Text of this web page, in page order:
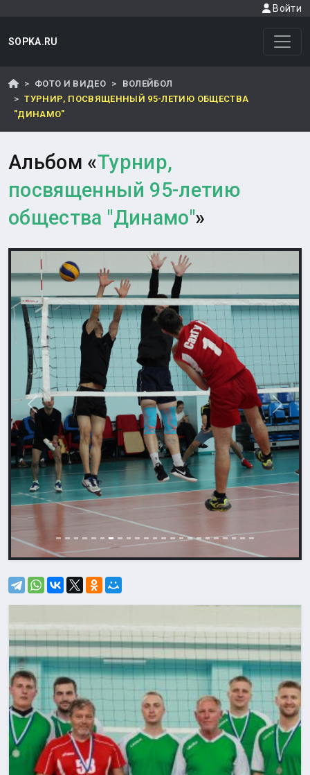
Войти
SOPKA.RU
ФОТО И ВИДЕО
ВОЛЕЙБОЛ
ТУРНИР, ПОСВЯЩЕННЫЙ 95-ЛЕТИЮ ОБЩЕСТВА
"ДИНАМО"
Альбом «Турнир,
посвященный 95-летию
общества "Динамо"»
Назад